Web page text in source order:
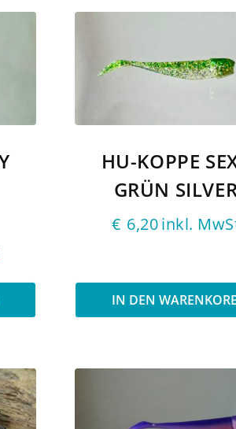
HU-KOPPE
GRÜN
€ 6,20inkl.
IN DEN